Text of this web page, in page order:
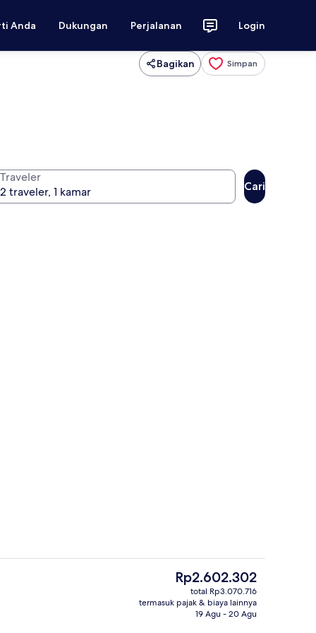
Anda Dukungan Perjalanan Login
Bagikan Simpan
Traveler
Cari
Vila Mewah, 3 kamar tidur | Area
Harga
saat
ini
Rp2.602.302
Rp2.602.302
total Rp3.070.716
termasuk pajak & biaya lainnya
19 Agu - 20 Agu